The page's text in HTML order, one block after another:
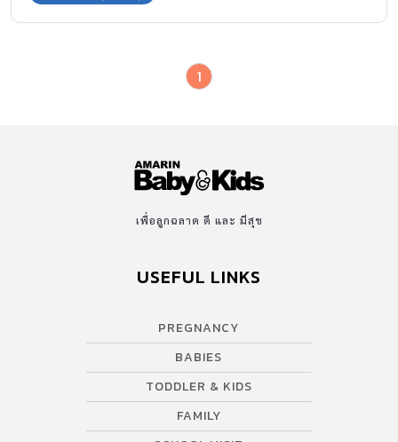
1
เพื่อลูกฉลาด ดี และ มีสุข
USEFUL LINKS
PREGNANCY
BABIES
TODDLER & KIDS
FAMILY